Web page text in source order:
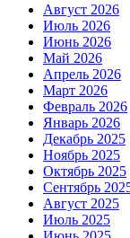
Август 2026
Июль 2026
Июнь 2026
Май 2026
Апрель 2026
Март 2026
Февраль 2026
Январь 2026
Декабрь 2025
Ноябрь 2025
Октябрь 2025
Сентябрь
Август 2025
Июль 2025